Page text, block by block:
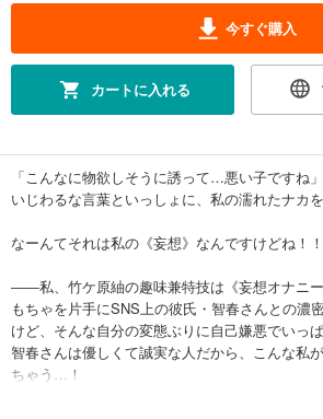
今すぐ購入
カートに入れる
「こんなに物欲しそうに誘って…悪い子ですね」
いじわるな言葉といっしょに、私の濡れたナカ
なーんてそれは私の《妄想》なんですけどね！！
――私、竹ケ原紬の趣味兼特技は《妄想オナニ
もちゃを片手にSNS上の彼氏・智春さんとの濃
けど、そんな自分の変態ぶりに自己嫌悪でいっ
智春さんは優しくて誠実な人だから、こんな私
ちゃう…！